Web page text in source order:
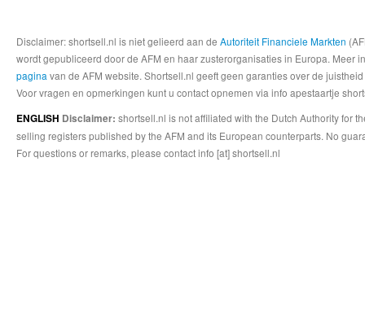
Disclaimer: shortsell.nl is niet gelieerd aan de Autoriteit Financiele Markten
wordt gepubliceerd door de AFM en haar zusterorganisaties in Europa.
pagina van de AFM website. Shortsell.nl geeft geen garanties over de
Voor vragen en opmerkingen kunt u contact opnemen via info apestaartje
ENGLISH Disclaimer: shortsell.nl is not affiliated with the Dutch Authority for
selling registers published by the AFM and its European counterparts. No
For questions or remarks, please contact info [at] shortsell.nl